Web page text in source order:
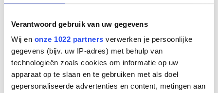
Verantwoord gebruik van uw gegevens
Wij en onze 1022 partners verwerken je persoonlijke
gegevens (bijv. uw IP-adres) met behulp van
technologieën zoals cookies om informatie op uw
apparaat op te slaan en te gebruiken met als doel
gepersonaliseerde advertenties en content, metingen aan